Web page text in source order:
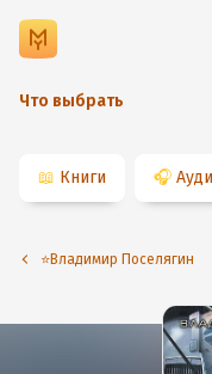
Что выбрать
📖 Книги 🎧
⭐️Владимир Поселягин